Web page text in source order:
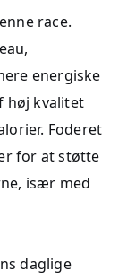
race.
energiske
høj kvalitet
Foderet
for at støtte
især med
daglige